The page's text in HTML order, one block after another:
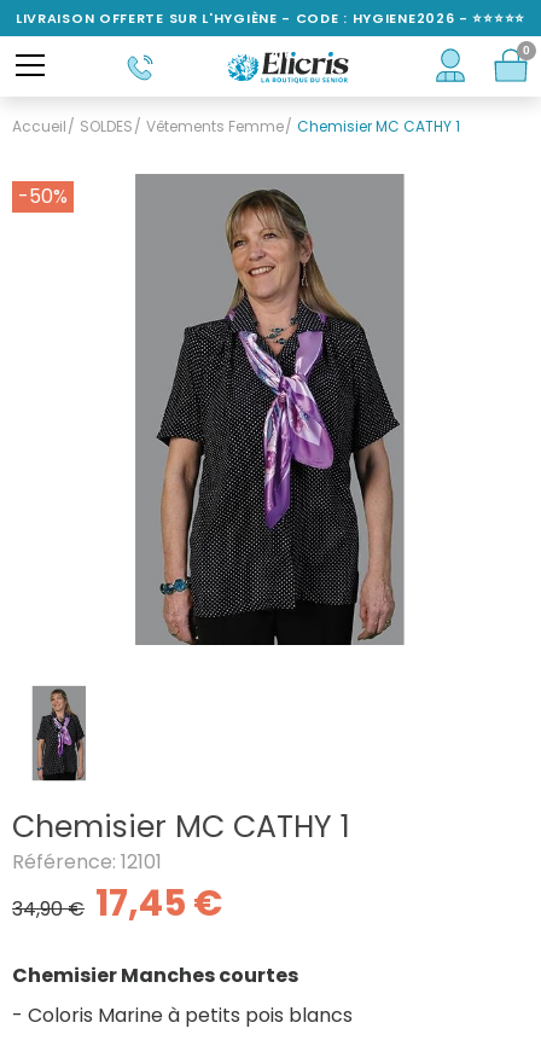
Accueil SOLDES Vêtements Femme Chemisier MC CATHY 1
-50%
Chemisier MC CATHY 1
Référence: 12101
34,90 € 17,45 €
Chemisier Manches courtes
- Coloris Marine à petits pois blancs
LIVRAISON OFFERTE SUR L'HYGIÈNE - CODE : HYGIENE2026 - ⭐⭐⭐⭐⭐
NOTÉ 4,6/5
0